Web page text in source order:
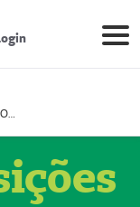
Prestador OFTALMOCLÍNICA SÃO GONÇALO (55004164-2)